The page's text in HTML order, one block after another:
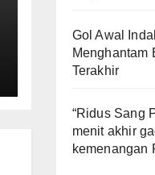
Gol Awal
Menghantam
Terakhir
“Ridus Sang
menit akhir
kemenangan